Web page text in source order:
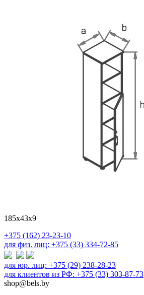
185х43х9
+375 (162) 23-23-10
для физ. лиц: +375 (33) 334-72-85
для юр. лиц: +375 (29) 238-28-23
для клиентов из РФ: +375 (33) 303-87-73
shop@bels.by